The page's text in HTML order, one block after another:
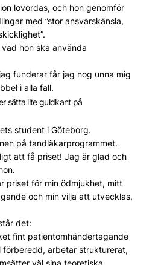
lovordas, och hon genomför
med ”stor ansvarskänsla,
hon ska använda
funderar får jag nog unna mig
i alla fall.
sätta lite guldkant på
student i Göteborg.
på tandläkarprogrammet.
att få priset! Jag är glad och
priset för min ödmjukhet, mitt
och min vilja att utvecklas,
det:
fint patientomhändertagande
förberedd, arbetar strukturerat,
väl sina teoretiska